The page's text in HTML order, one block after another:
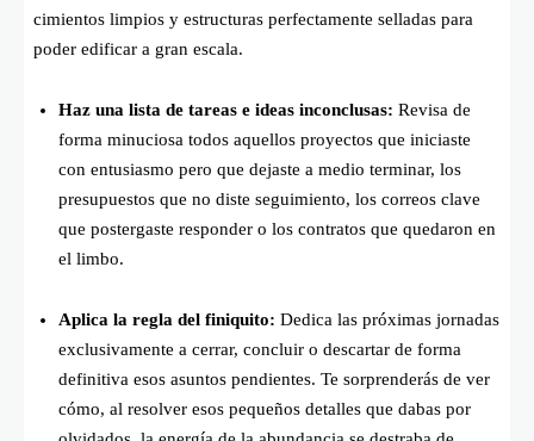
cimientos limpios y estructuras perfectamente selladas para
poder edificar a gran escala.
Haz una lista de tareas e ideas inconclusas: Revisa de
forma minuciosa todos aquellos proyectos que iniciaste
con entusiasmo pero que dejaste a medio terminar, los
presupuestos que no diste seguimiento, los correos clave
que postergaste responder o los contratos que quedaron en
el limbo.
Aplica la regla del finiquito: Dedica las próximas jornadas
exclusivamente a cerrar, concluir o descartar de forma
definitiva esos asuntos pendientes. Te sorprenderás de ver
cómo, al resolver esos pequeños detalles que dabas por